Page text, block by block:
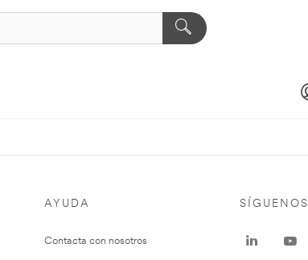
AYUDA
Contacta con nosotros
SÍGUENOS